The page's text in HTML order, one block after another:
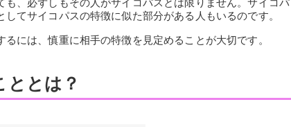
も、必ずしもその人がサイコパスとは限りません。サイコパ
てサイコパスの特徴に似た部分がある人もいるのです。
には、慎重に相手の特徴を見定めることが大切です。
ととは？